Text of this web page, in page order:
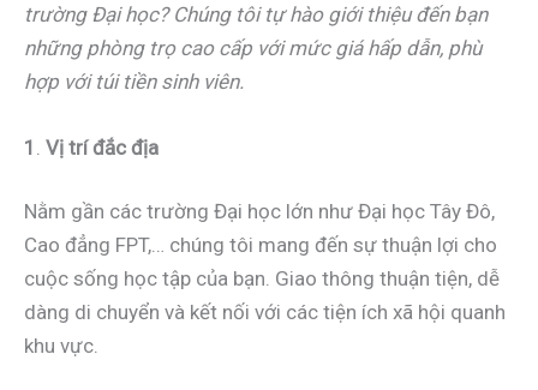
trường Đại học? Chúng tôi tự hào giới thiệu đến bạn
những phòng trọ cao cấp với mức giá hấp dẫn, phù
hợp với túi tiền sinh viên.
1 Vị trí đắc địa
Nằm gần các trường Đại học lớn như Đại học Tây Đô,
Cao đẳng FPT,… chúng tôi mang đến sự thuận lợi cho
cuộc sống học tập của bạn. Giao thông thuận tiện, dễ
dàng di chuyển và kết nối với các tiện ích xã hội quanh
khu vực.